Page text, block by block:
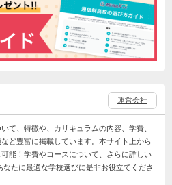
運営会社
て、特徴や、カリキュラムの内容、学費、
ど豊富に掲載しています。本サイト上から
能！学費やコースについて、さらに詳しい
たに最適な学校選びに是非お役立てくださ